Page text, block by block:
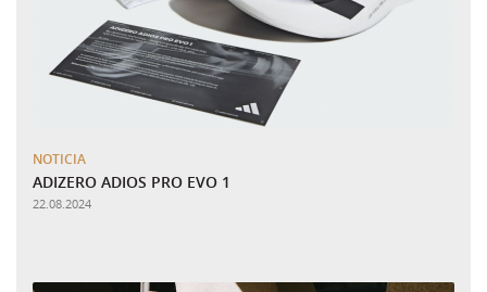
NOTICIA
ADIZERO ADIOS PRO EVO 1
22.08.2024